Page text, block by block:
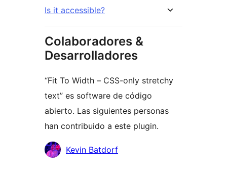
Is it accessible?
Colaboradores &
Desarrolladores
“Fit To Width – CSS-only stretchy
text” es software de código
abierto. Las siguientes personas
han contribuido a este plugin.
Colaboradores
Kevin Batdorf